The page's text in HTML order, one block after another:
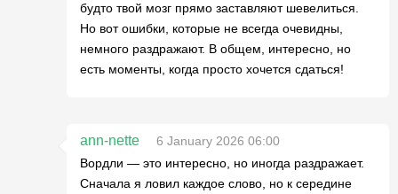
будто твой мозг прямо заставляют шевелиться.
Но вот ошибки, которые не всегда очевидны,
немного раздражают. В общем, интересно, но
есть моменты, когда просто хочется сдаться!
ann-nette
6 January 2026 06:00
Вордли — это интересно, но иногда раздражает.
Сначала я ловил каждое слово, но к середине